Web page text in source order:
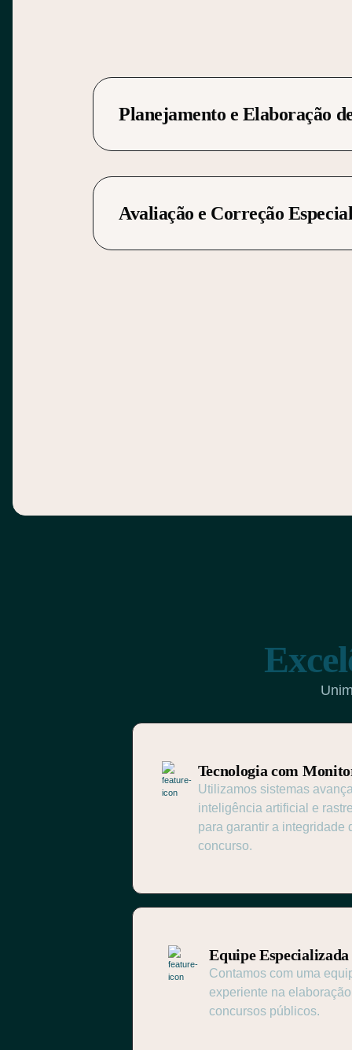
Planejamento e Elaboração
Avaliação e Correção
Tecnologia com
Utilizamos sistemas
inteligência artificial e
para garantir a integridade
concurso.
Equipe
Contamos com uma
experiente na
concursos públicos.